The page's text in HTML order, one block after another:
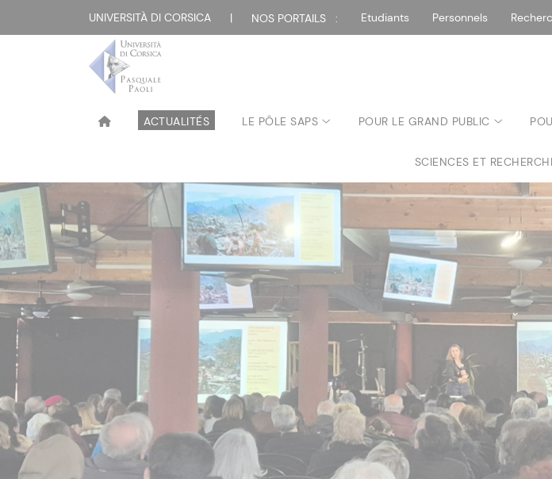
UNIVERSITÀ DI CORSICA | NOS PORTAILS : Etudiants Personnels
ACTUALITÉS LE PÔLE SAPS POUR LE GRAND PUBLIC
SCIENCES ET
Pôle SAPS -